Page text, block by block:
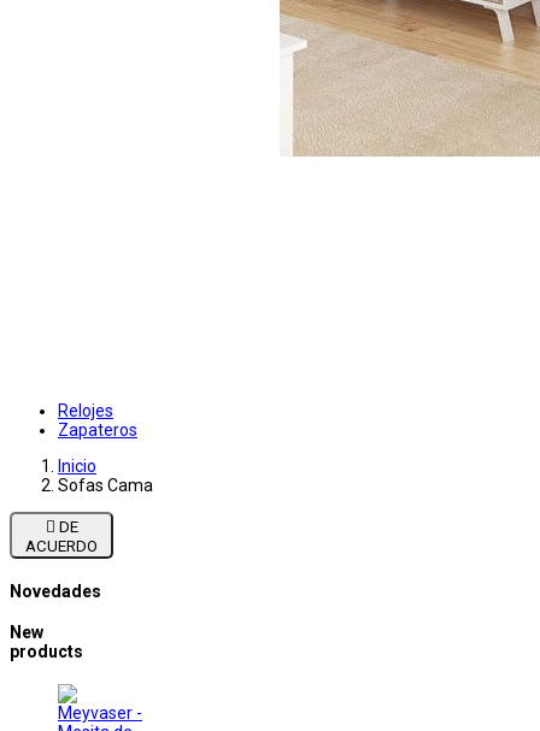
Relojes
Zapateros
Inicio
Sofas Cama

ACUERDO
Novedades
New
products